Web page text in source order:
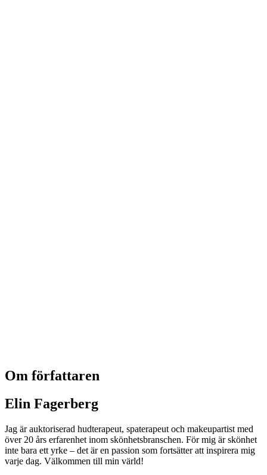
Om författaren
Elin Fagerberg
Jag är auktoriserad hudterapeut, spaterapeut och makeupartist med
över 20 års erfarenhet inom skönhetsbranschen. För mig är skönhet
inte bara ett yrke – det är en passion som fortsätter att inspirera mig
varje dag. Välkommen till min värld!